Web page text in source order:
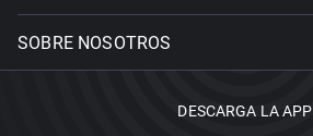
SOBRE NOSOTROS
DESCARGA LA APP